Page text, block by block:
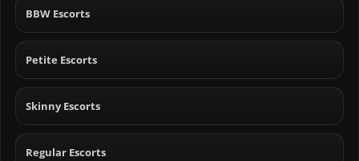
BBW Escorts
Petite Escorts
Skinny Escorts
Regular Escorts